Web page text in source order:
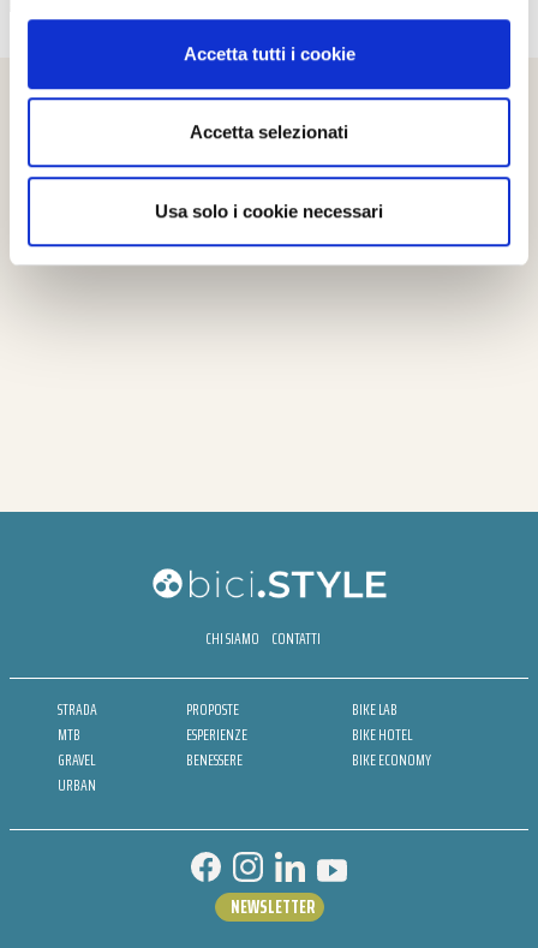
Accetta tutti i cookie
Accetta selezionati
Usa solo i cookie necessari
CHI SIAMO CONTATTI
STRADA
MTB
GRAVEL
URBAN
PROPOSTE
ESPERIENZE
BENESSERE
BIKE LAB
BIKE HOTEL
BIKE ECONOMY
NEWSLETTER